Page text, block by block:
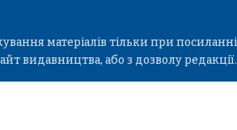
матеріалів тільки при посиланні
видавництва, або з дозволу редакції.